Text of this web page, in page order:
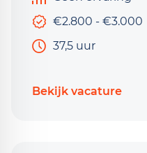
€2.800 - €3.000
37,5 uur
Bekijk vacature